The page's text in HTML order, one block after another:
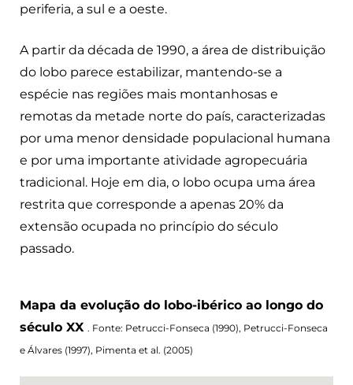
periferia, a sul e a oeste.
A partir da década de 1990, a área de distribuição
do lobo parece estabilizar, mantendo-se a
espécie nas regiões mais montanhosas e
remotas da metade norte do país, caracterizadas
por uma menor densidade populacional humana
e por uma importante atividade agropecuária
tradicional. Hoje em dia, o lobo ocupa uma área
restrita que corresponde a apenas 20% da
extensão ocupada no princípio do século
passado.
Mapa da evolução do lobo-ibérico ao longo do
século XX . Fonte: Petrucci-Fonseca (1990), Petrucci-Fonseca
e Álvares (1997), Pimenta et al. (2005)